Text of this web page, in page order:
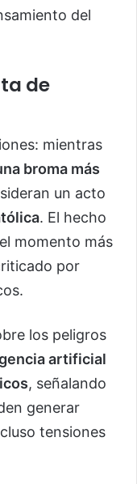
del
de
mientras
broma más
un acto
. El hecho
momento más
por
los peligros
artificial
, señalando
generar
tensiones